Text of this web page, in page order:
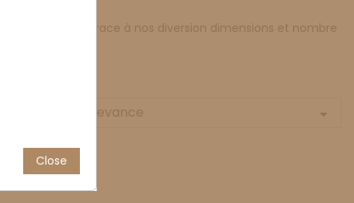
professionnel grace à nos diversion dimensions et nombre
Relevance 
Close